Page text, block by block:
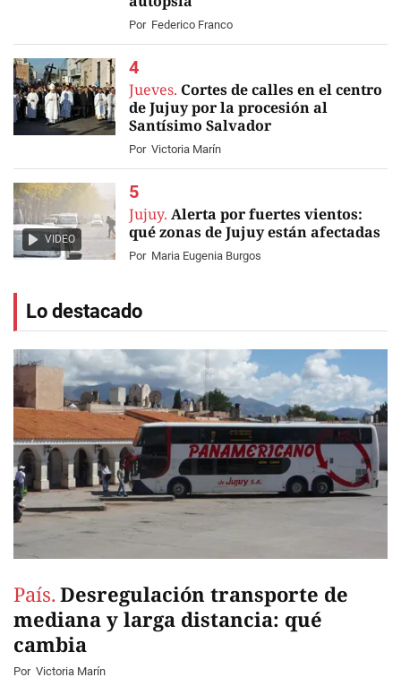
Por Federico Franco
Jueves. Cortes de calles en el centro
de Jujuy por la procesión al
Santísimo Salvador
Por Victoria Marín
VIDEO
Jujuy. Alerta por fuertes vientos:
qué zonas de Jujuy están afectadas
Por Maria Eugenia Burgos
Lo destacado
País. Desregulación transporte de
mediana y larga distancia: qué
cambia
Por Victoria Marín